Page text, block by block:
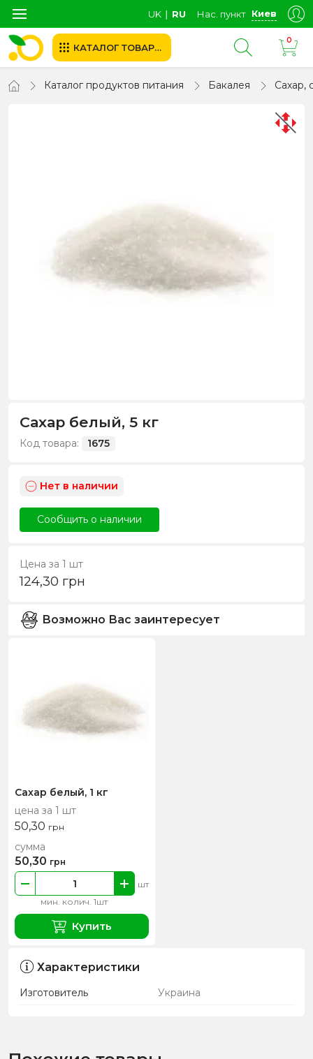
UK ∣ RU Нас. пункт Киев
КАТАЛОГ ТОВАРОВ
0
Каталог продуктов питания Бакалея Сахар,
Сахар белый, 5 кг
Код товара: 1675
Нет в наличии
Сообщить о наличии
Цена за 1 шт
124,30 грн
Возможно Вас заинтересует
Сахар белый, 1 кг
цена за 1 шт
50,30 грн
мин. колич. 1шт
шт
сумма
50,30 грн
Купить
Характеристики
Изготовитель Украина